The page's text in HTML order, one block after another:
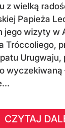
z wielką
Papieża
jego wizyty w
Tróccoliego,
wyczekiwaną
CZYTAJ